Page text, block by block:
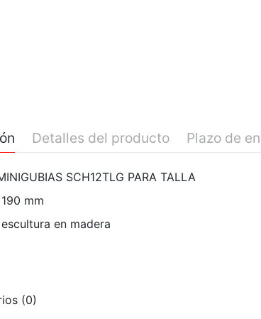
Detalles del producto Plazo de
SCH12TLG PARA TALLA
mm
en madera
(0)